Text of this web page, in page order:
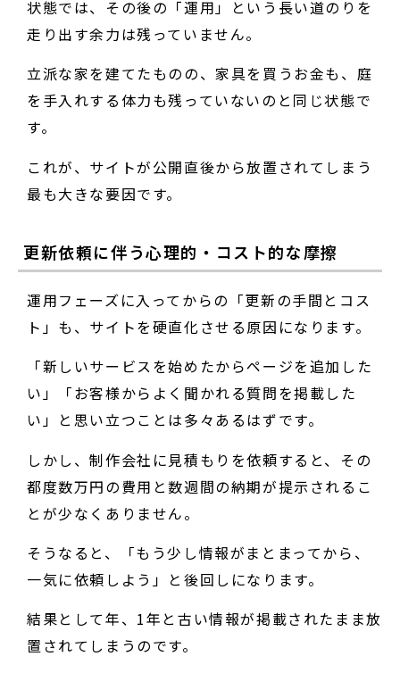
状態では、その後の「運用」という長い道のりを
走り出す余力は残っていません。
立派な家を建てたものの、家具を買うお金も、庭
を手入れする体力も残っていないのと同じ状態で
す。
これが、サイトが公開直後から放置されてしまう
最も大きな要因です。
更新依頼に伴う心理的・コスト的な摩擦
運用フェーズに入ってからの「更新の手間とコス
ト」も、サイトを硬直化させる原因になります。
「新しいサービスを始めたからページを追加した
い」「お客様からよく聞かれる質問を掲載した
い」と思い立つことは多々あるはずです。
しかし、制作会社に見積もりを依頼すると、その
都度数万円の費用と数週間の納期が提示されるこ
とが少なくありません。
そうなると、「もう少し情報がまとまってから、
一気に依頼しよう」と後回しになります。
結果として年、1年と古い情報が掲載されたまま放
置されてしまうのです。